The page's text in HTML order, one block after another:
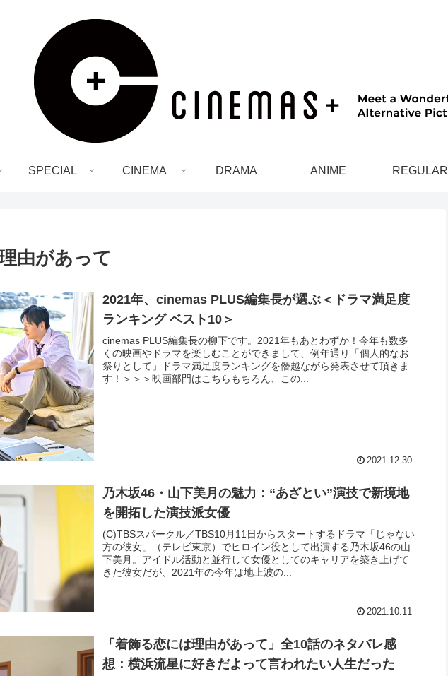
SPECIAL CINEMA DRAMA ANIME REGULAR
由があって
2021年、cinemas PLUS編集長が選ぶ＜ドラマ満足度
ランキング ベスト10＞
cinemas PLUS編集長の柳下です。2021年もあとわずか！今年も数多
くの映画やドラマを楽しむことができまして、例年通り「個人的なお
祭りとして」ドラマ満足度ランキングを僭越ながら発表させて頂きま
す！＞＞＞映画部門はこちらもちろん、この...
2021.12.30
乃木坂46・山下美月の魅力：“あざとい”演技で新境地
を開拓した演技派女優
(C)TBSスパークル／TBS10月11日からスタートするドラマ「じゃない
方の彼女」（テレビ東京）でヒロイン役として出演する乃木坂46の山
下美月。アイドル活動と並行して女優としてのキャリアを築き上げて
きた彼女だが、2021年の今年は地上波の...
2021.10.11
「着飾る恋には理由があって」全10話のネタバレ感
想：横浜流星に好きだよって言われたい人生だった